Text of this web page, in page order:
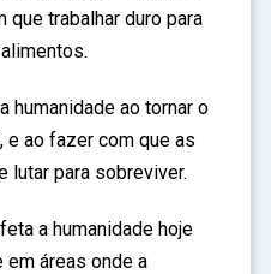
trabalhar duro para
humanidade ao tornar o
e ao fazer com que as
para sobreviver.
a humanidade hoje
áreas onde a